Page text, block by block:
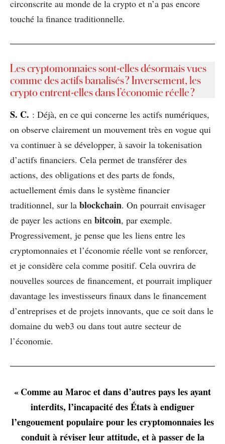
circonscrite au monde de la crypto et n’a pas encore
touché la finance traditionnelle.
Les cryptomonnaies sont-elles désormais vues
comme des actifs banalisés ? Inversement, les
crypto entrent-elles dans l’économie réelle ?
S. C. : Déjà, en ce qui concerne les actifs numériques,
on observe clairement un mouvement très en vogue qui
va continuer à se développer, à savoir la tokenisation
d’actifs financiers. Cela permet de transférer des
actions, des obligations et des parts de fonds,
actuellement émis dans le système financier
traditionnel, sur la blockchain. On pourrait envisager
de payer les actions en bitcoin, par exemple.
Progressivement, je pense que les liens entre les
cryptomonnaies et l’économie réelle vont se renforcer,
et je considère cela comme positif. Cela ouvrira de
nouvelles sources de financement, et pourrait impliquer
davantage les investisseurs finaux dans le financement
d’entreprises et de projets innovants, que ce soit dans le
domaine du web3 ou dans tout autre secteur de
l’économie.
« Comme au Maroc et dans d’autres pays les ayant
interdits, l’incapacité des États à endiguer
l’engouement populaire pour les cryptomonnaies les
conduit à réviser leur attitude, et à passer de la